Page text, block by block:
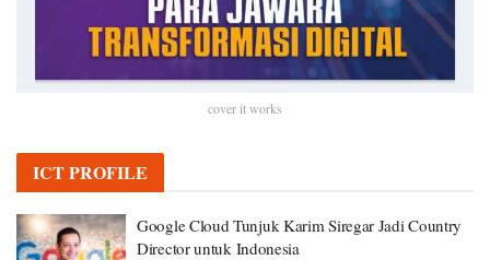
cover it works
ICT PROFILE
Google Cloud Tunjuk Karim Siregar Jadi Country
Director untuk Indonesia